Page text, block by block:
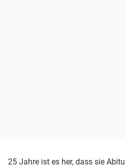
25 Jahre ist es her, dass sie